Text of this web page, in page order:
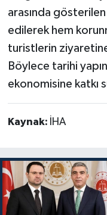
arasında
edilerek hem
turistlerin ziyaretine
Böylece tarihi
ekonomisine katkı
Kaynak: İHA